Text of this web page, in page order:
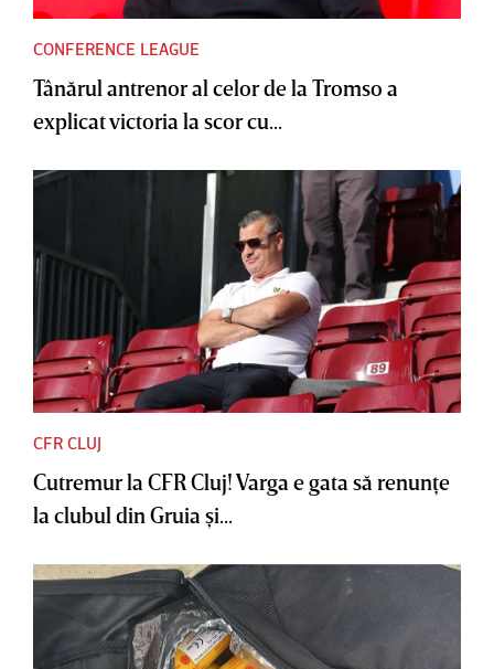
CONFERENCE LEAGUE
Tânărul antrenor al celor de la Tromso a
explicat victoria la scor cu...
CFR CLUJ
Cutremur la CFR Cluj! Varga e gata să renunţe
la clubul din Gruia şi...